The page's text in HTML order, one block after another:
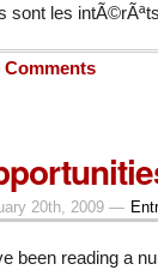
sont les
Comments
20th, 2009 —
been reading a